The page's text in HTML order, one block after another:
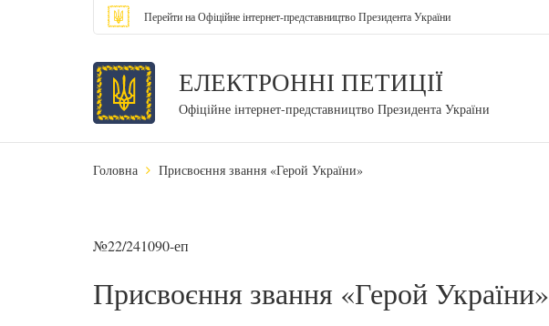
Перейти на Офіційне інтернет-представництво Президента України
ЕЛЕКТРОННІ ПЕТИЦІЇ
Офіційне інтернет-представництво Президента України
Головна Присвоєння звання «Герой України»
№22/241090-еп
Присвоєння звання «Герой України»